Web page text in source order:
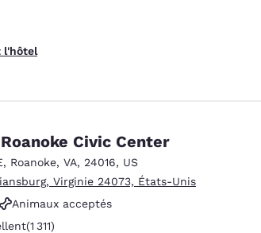
l'hôtel
Civic Center
, Roanoke, VA, 24016, US
Virginie 24073, États-Unis
Animaux acceptés
1311 commentaires
(1 311)